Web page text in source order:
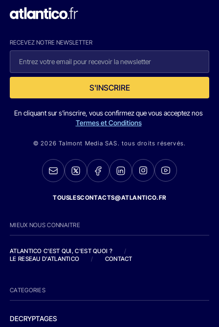
RECEVEZ NOTRE NEWSLETTER
S'INSCRIRE
En cliquant sur s'inscrire, vous confirmez que vous acceptez nos
Termes et Conditions
© 2026 Talmont Media SAS. tous droits réservés.
TOUSLESCONTACTS@ATLANTICO.FR
MIEUX NOUS CONNAITRE
ATLANTICO C'EST QUI, C'EST QUOI ?
/
LE RESEAU D'ATLANTICO
/ CONTACT
CATEGORIES
DECRYPTAGES